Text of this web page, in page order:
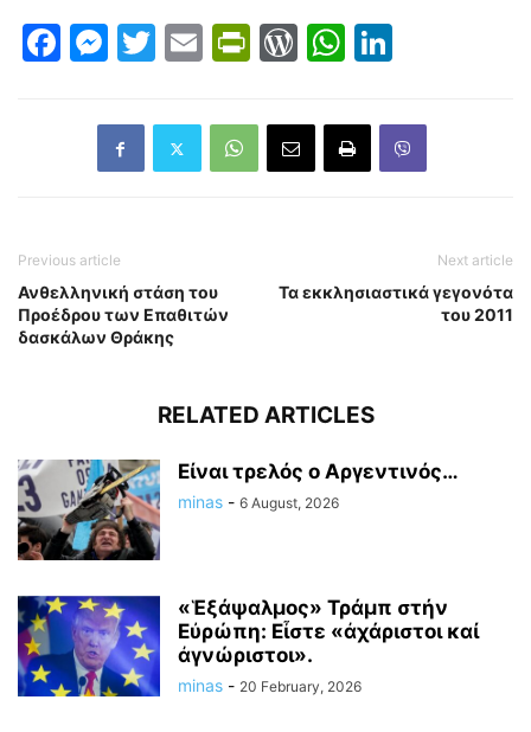
Facebook
Messenger
Twitter
EmailPrintFriendly
WordPress
WhatsApp
Previous article
Ανθελληνική στάση του
Προέδρου των Επαθιτών
δασκάλων Θράκης
Next article
Τα εκκλησιαστικά γεγονότα
του 2011
RELATED ARTICLES
Είναι τρελός ο Αργεντινός…
minas - 6 August, 2026
«Ἑξάψαλμος» Τράμπ στήν
Εὐρώπη: Εἶστε «ἀχάριστοι καί
ἀγνώριστοι».
minas - 20 February, 2026